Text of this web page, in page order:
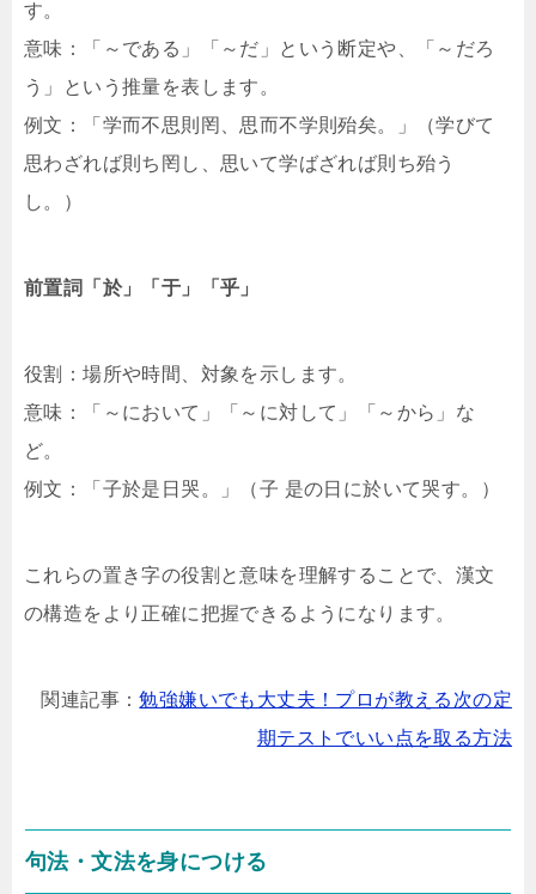
す。
意味：「～である」「～だ」という断定や、「～だろ
う」という推量を表します。
例文：「学而不思則罔、思而不学則殆矣。」（学びて
思わざれば則ち罔し、思いて学ばざれば則ち殆う
し。）
前置詞「於」「于」「乎」
役割：場所や時間、対象を示します。
意味：「～において」「～に対して」「～から」な
ど。
例文：「子於是日哭。」（子 是の日に於いて哭す。）
これらの置き字の役割と意味を理解することで、漢文
の構造をより正確に把握できるようになります。
関連記事：勉強嫌いでも大丈夫！プロが教える次の定
期テストでいい点を取る方法
句法・文法を身につける